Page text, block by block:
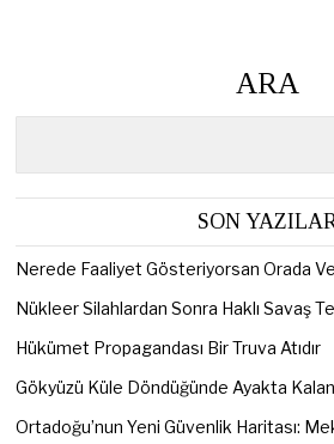
ARA
SON
Nerede Faaliyet Gösteriyorsan Orada
Nükleer Silahlardan Sonra Haklı Savaş
Hükümet Propagandası Bir Truva Atıdır
Gökyüzü Küle Döndüğünde Ayakta
Ortadoğu’nun Yeni Güvenlik Haritası: